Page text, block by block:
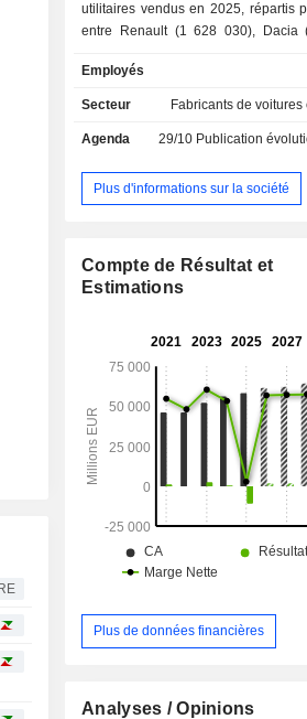
RE
utilitaires vendus en 2025, répartis
entre Renault (1 628 030), Dacia
autres (2 431) ; - prestations de services (11,1%)
: prestations de financement des
(entretien, extension de garantie,
groupe dispose de 25 sites
monde. La répartition géographique du CA est
(4,3%), Afrique et Moyen Orient (3,4%).
Employés
Secteur Fabricants de voitures
Agenda 29/10 Publication évolution de
Plus d'informations sur la société
Compte de Résultat et
Estimations
Plus de données financières
Analyses / Opinions